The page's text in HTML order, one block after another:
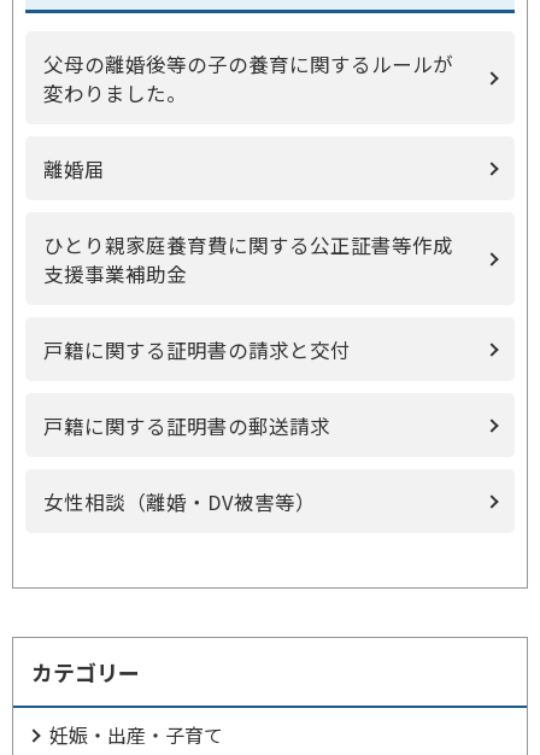
父母の離婚後等の子の養育に関するルールが
変わりました。
離婚届
ひとり親家庭養育費に関する公正証書等作成
支援事業補助金
戸籍に関する証明書の請求と交付
戸籍に関する証明書の郵送請求
女性相談（離婚・DV被害等）
カテゴリー
妊娠・出産・子育て